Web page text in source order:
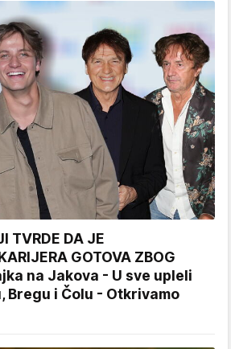
TVRDE DA JE
GOTOVA ZBOG
na Jakova - U sve upleli
Bregu i Čolu - Otkrivamo